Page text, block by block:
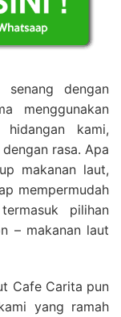
dengan
menggunakan
kami,
rasa. Apa
makanan laut,
mempermudah
pilihan
– makanan laut
Cafe Carita pun
yang ramah